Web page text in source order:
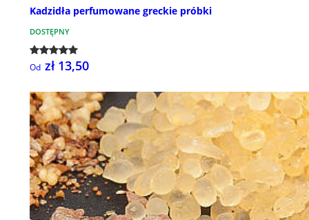
Kadzidła perfumowane greckie próbki
DOSTĘPNY
Od zł 13,50